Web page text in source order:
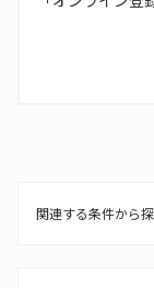
関連する条件から